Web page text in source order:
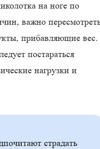
на ноге по
важно
прибавляющие вес.
постараться
нагрузки и
страдать